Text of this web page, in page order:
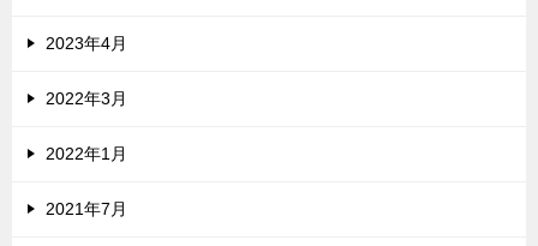
2023年4月
2022年3月
2022年1月
2021年7月